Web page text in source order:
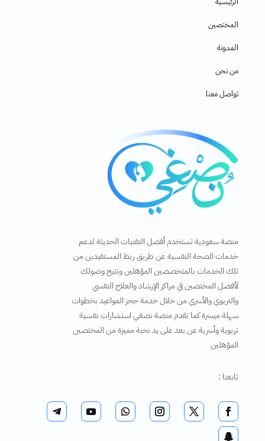
المختصين
المدونة
من نحن
تواصل معنا
منصة سعودية تستخدم أفضل التقنيات الحديثة لدعم
خدمات الصحة النفسية عن طريق ربط المستفيدين من
تلك الخدمات بالمتخصصين المؤهلين وتتيح وصولك
لأفضل المختصين في مراكز الإرشاد والعلاج النفسي
والتربوي والأسري من خلال خدمة حجز المواعيد بخطوات
سهلة ميسرة كما تقدم منصة نصغي استشارات نفسية
تربوية وأسرية عن بعد على يد نخبة مميزة من المختصين
المؤهلين
تابعنا :